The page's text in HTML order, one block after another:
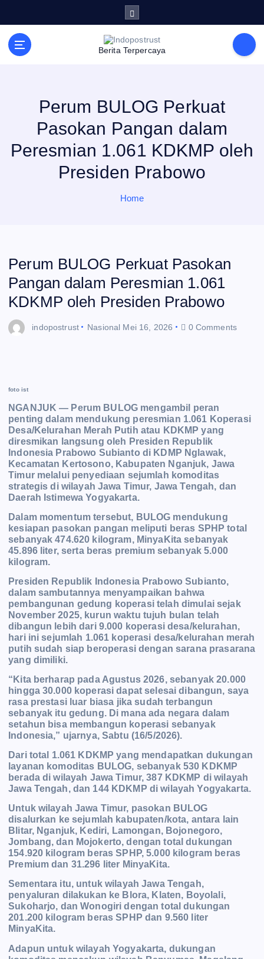
i
Berita Terpercaya
Perum BULOG Perkuat
Pasokan Pangan dalam
Peresmian 1.061 KDKMP oleh
Presiden Prabowo
Home
Perum BULOG Perkuat Pasokan
Pangan dalam Peresmian 1.061
KDKMP oleh Presiden Prabowo
indopostrust Nasional Mei 16, 2026 0 Comments
foto ist
NGANJUK — Perum BULOG mengambil peran
penting dalam mendukung peresmian 1.061 Koperasi
Desa/Kelurahan Merah Putih atau KDKMP yang
diresmikan langsung oleh Presiden Republik
Indonesia Prabowo Subianto di KDMP Nglawak,
Kecamatan Kertosono, Kabupaten Nganjuk, Jawa
Timur melalui penyediaan sejumlah komoditas
strategis di wilayah Jawa Timur, Jawa Tengah, dan
Daerah Istimewa Yogyakarta.
Dalam momentum tersebut, BULOG mendukung
kesiapan pasokan pangan meliputi beras SPHP total
sebanyak 474.620 kilogram, MinyaKita sebanyak
45.896 liter, serta beras premium sebanyak 5.000
kilogram.
Presiden Republik Indonesia Prabowo Subianto,
dalam sambutannya menyampaikan bahwa
pembangunan gedung koperasi telah dimulai sejak
November 2025, kurun waktu tujuh bulan telah
dibangun lebih dari 9.000 koperasi desa/kelurahan,
hari ini sejumlah 1.061 koperasi desa/kelurahan merah
putih sudah siap beroperasi dengan sarana prasarana
yang dimiliki.
“Kita berharap pada Agustus 2026, sebanyak 20.000
hingga 30.000 koperasi dapat selesai dibangun, saya
rasa prestasi luar biasa jika sudah terbangun
sebanyak itu gedung. Di mana ada negara dalam
setahun bisa membangun koperasi sebanyak
Indonesia,” ujarnya, Sabtu (16/5/2026).
Dari total 1.061 KDKMP yang mendapatkan dukungan
layanan komoditas BULOG, sebanyak 530 KDKMP
berada di wilayah Jawa Timur, 387 KDKMP di wilayah
Jawa Tengah, dan 144 KDKMP di wilayah Yogyakarta.
Untuk wilayah Jawa Timur, pasokan BULOG
disalurkan ke sejumlah kabupaten/kota, antara lain
Blitar, Nganjuk, Kediri, Lamongan, Bojonegoro,
Jombang, dan Mojokerto, dengan total dukungan
154.920 kilogram beras SPHP, 5.000 kilogram beras
Premium dan 31.296 liter MinyaKita.
Sementara itu, untuk wilayah Jawa Tengah,
penyaluran dilakukan ke Blora, Klaten, Boyolali,
Sukoharjo, dan Wonogiri dengan total dukungan
201.200 kilogram beras SPHP dan 9.560 liter
MinyaKita.
Adapun untuk wilayah Yogyakarta, dukungan